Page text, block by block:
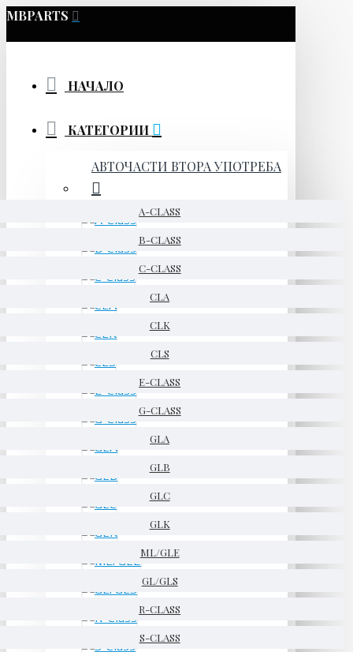
MBPARTS
НАЧАЛО
КАТЕГОРИИ
АВТОЧАСТИ ВТОРА УПОТРЕБА
A-CLASS
B-CLASS
C-CLASS
CLA
CLK
CLS
E-CLASS
G-CLASS
GLA
GLB
GLC
GLK
ML/GLE
GL/GLS
R-CLASS
S-CLASS